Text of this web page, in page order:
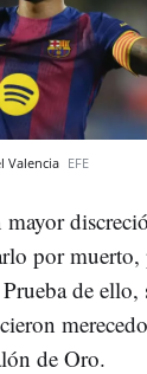
Valencia EFE
por muerto,
de ello,
de Oro.